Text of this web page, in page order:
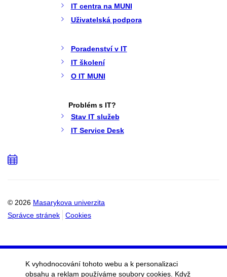
IT centra na MUNI
Uživatelská podpora
Poradenství v IT
IT školení
O IT MUNI
Problém s IT?
Stav IT služeb
IT Service Desk
© 2026 Masarykova univerzita
Správce stránek
Cookies
Přidat
K vyhodnocování tohoto webu a k personalizaci
obsahu a reklam používáme soubory cookies. Když